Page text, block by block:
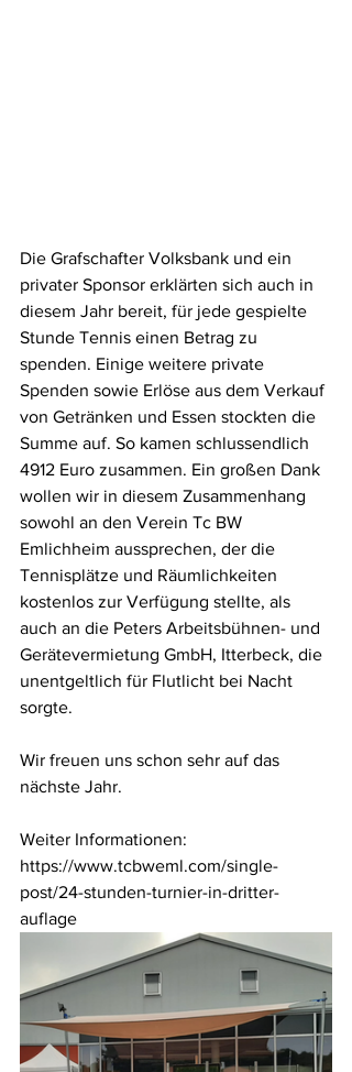
Die Grafschafter Volksbank und ein
privater Sponsor erklärten sich auch in
diesem Jahr bereit, für jede gespielte
Stunde Tennis einen Betrag zu
spenden. Einige weitere private
Spenden sowie Erlöse aus dem Verkauf
von Getränken und Essen stockten die
Summe auf. So kamen schlussendlich
4912 Euro zusammen. Ein großen Dank
wollen wir in diesem Zusammenhang
sowohl an den Verein Tc BW
Emlichheim aussprechen, der die
Tennisplätze und Räumlichkeiten
kostenlos zur Verfügung stellte, als
auch an die Peters Arbeitsbühnen- und
Gerätevermietung GmbH, Itterbeck, die
unentgeltlich für Flutlicht bei Nacht
sorgte.
Wir freuen uns schon sehr auf das
nächste Jahr.
Weiter Informationen:
https://www.tcbweml.com/single-
post/24-stunden-turnier-in-dritter-
auflage